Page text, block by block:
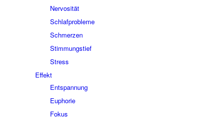
Nervosität
Schlafprobleme
Schmerzen
Stimmungstief
Stress
Effekt
Entspannung
Euphorie
Fokus